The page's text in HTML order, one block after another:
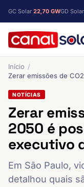
GC Solar 22,70 GWGD Solar
Início
NOTÍCIAS
Zerar
2050 é
executivo
Em São Paulo,
detalhou quais